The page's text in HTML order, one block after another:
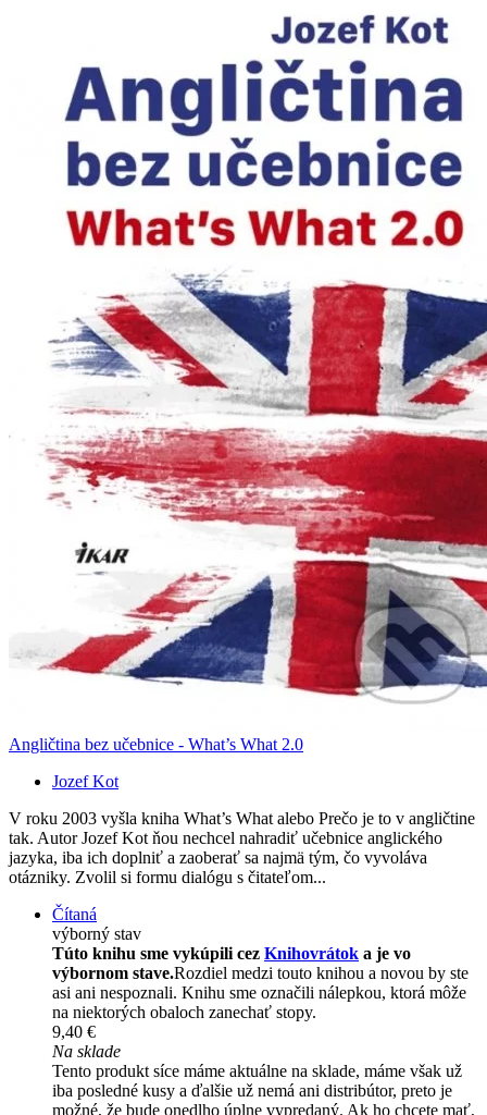
Angličtina bez učebnice - What’s What 2.0
Jozef Kot
V roku 2003 vyšla kniha What’s What alebo Prečo je to v angličtine
tak. Autor Jozef Kot ňou nechcel nahradiť učebnice anglického
jazyka, iba ich doplniť a zaoberať sa najmä tým, čo vyvoláva
otázniky. Zvolil si formu dialógu s čitateľom...
Čítaná
výborný stav
Túto knihu sme vykúpili cez Knihovrátok a je vo
výbornom stave.Rozdiel medzi touto knihou a novou by ste
asi ani nespoznali. Knihu sme označili nálepkou, ktorá môže
na niektorých obaloch zanechať stopy.
9,40 €
Na sklade
Tento produkt síce máme aktuálne na sklade, máme však už
iba posledné kusy a ďalšie už nemá ani distribútor, preto je
možné, že bude onedlho úplne vypredaný. Ak ho chcete mať,